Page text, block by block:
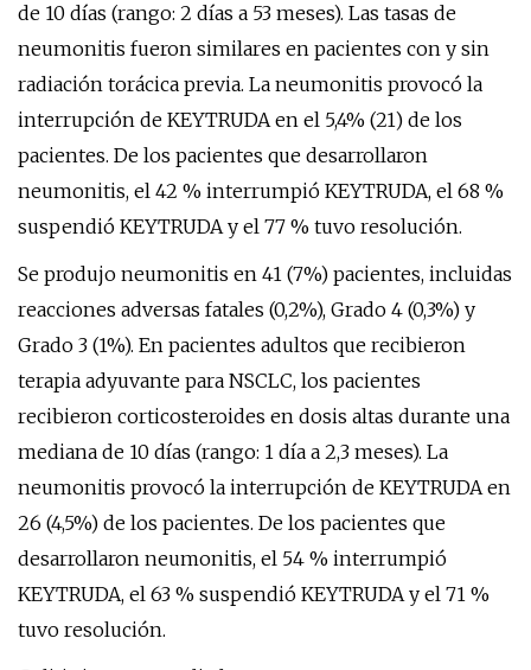
de 10 días (rango: 2 días a 53 meses). Las tasas de
neumonitis fueron similares en pacientes con y sin
radiación torácica previa. La neumonitis provocó la
interrupción de KEYTRUDA en el 5,4% (21) de los
pacientes. De los pacientes que desarrollaron
neumonitis, el 42 % interrumpió KEYTRUDA, el 68 %
suspendió KEYTRUDA y el 77 % tuvo resolución.
Se produjo neumonitis en 41 (7%) pacientes, incluidas
reacciones adversas fatales (0,2%), Grado 4 (0,3%) y
Grado 3 (1%). En pacientes adultos que recibieron
terapia adyuvante para NSCLC, los pacientes
recibieron corticosteroides en dosis altas durante una
mediana de 10 días (rango: 1 día a 2,3 meses). La
neumonitis provocó la interrupción de KEYTRUDA en
26 (4,5%) de los pacientes. De los pacientes que
desarrollaron neumonitis, el 54 % interrumpió
KEYTRUDA, el 63 % suspendió KEYTRUDA y el 71 %
tuvo resolución.